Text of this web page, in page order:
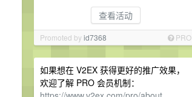
查看活动
Promoted byid7368 PRO
如果想在 V2EX 获得更好的推广效果，
欢迎了解 PRO 会员机制：